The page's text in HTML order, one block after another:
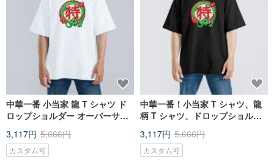
中華一番 小当家 龍 T シャツ ド
ロップショルダー オーバーサイ
ッチ 白 T
3,117円 5,666円
カスタム可
中華一番！小当家 T シャツ、龍
柄 T シャツ、ドロップショルダ
ンコットン 100% T シャツ、ク
ールタッチ、黒 T シャツ
3,117円 5,666円
カスタム可